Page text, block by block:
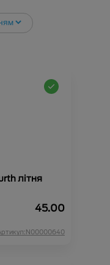
літня
45.00